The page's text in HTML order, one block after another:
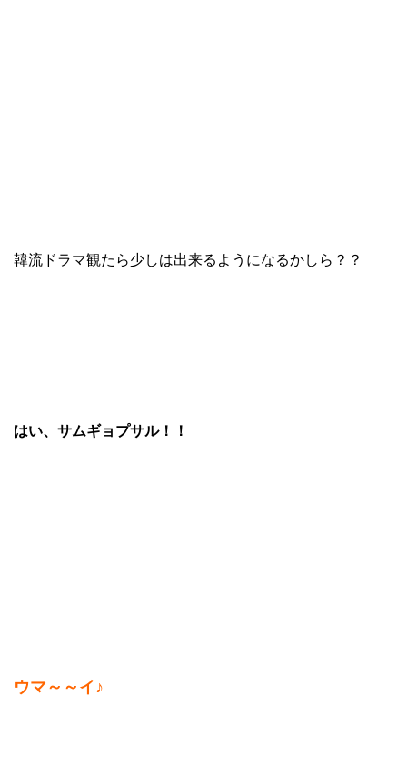
韓流ドラマ観たら少しは出来るようになるかしら？？
はい、サムギョプサル！！
ウマ～～イ♪